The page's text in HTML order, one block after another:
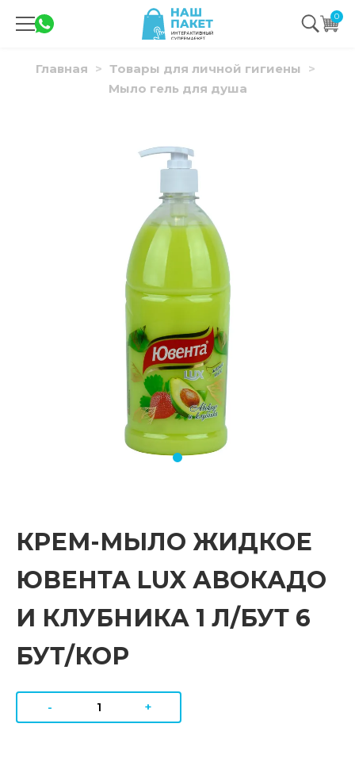
0
Главная
Товары для личной гигиены
Мыло гель для душа
КРЕМ-МЫЛО ЖИДКОЕ
ЮВЕНТА LUX АВОКАДО
И КЛУБНИКА 1 Л/БУТ 6
БУТ/КОР
- +